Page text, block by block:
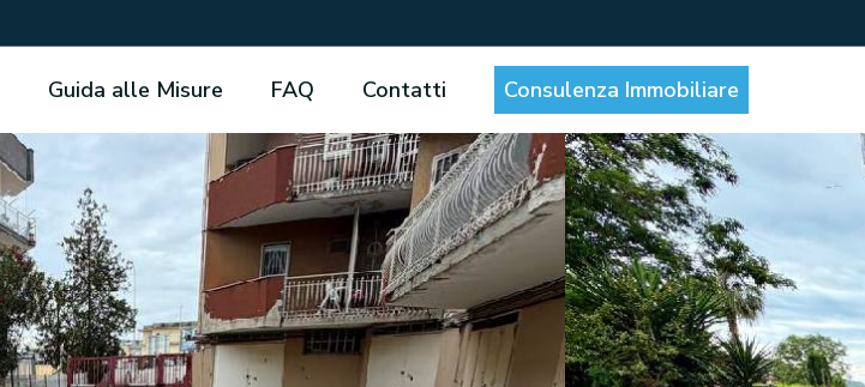
Guida alle Misure FAQ Contatti Consulenza Immobiliare